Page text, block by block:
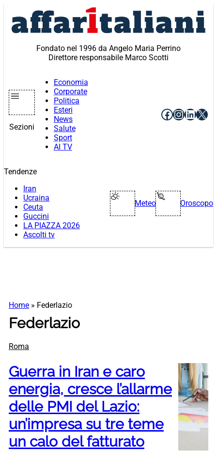
contenuto
Fondato nel 1996 da Angelo Maria Perrino
Direttore responsabile Marco Scotti
Sezioni
Economia
Corporate
Politica
Esteri
News
Salute
Sport
AI TV
Facebook
X
Tendenze
Iran
Ucraina
Ceuta
Guccini
LA PIAZZA 2026
Ascolti tv
Meteo Oroscopo
Home » Federlazio
Federlazio
Roma
Guerra in Iran e caro
energia, cresce l’allarme
delle PMI del Lazio:
un’impresa su tre teme
un calo del fatturato